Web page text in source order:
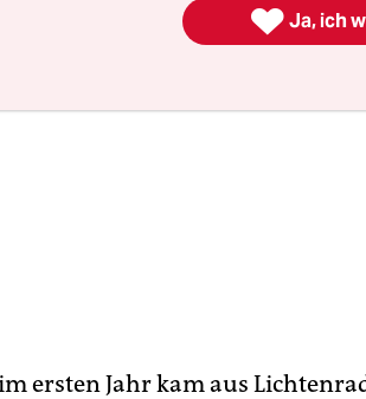
ersten Jahr kam aus
 Ja, ich